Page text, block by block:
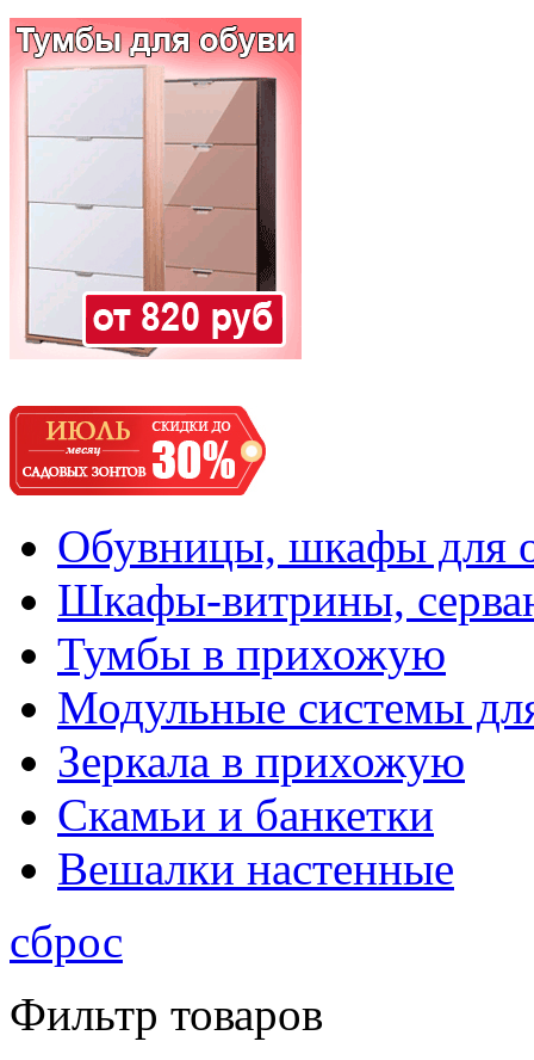
Обувницы, шкафы для
Шкафы-витрины,
Тумбы в прихожую
Модульные системы
Зеркала в прихожую
Скамьи и банкетки
Вешалки настенные
сброс
Фильтр товаров